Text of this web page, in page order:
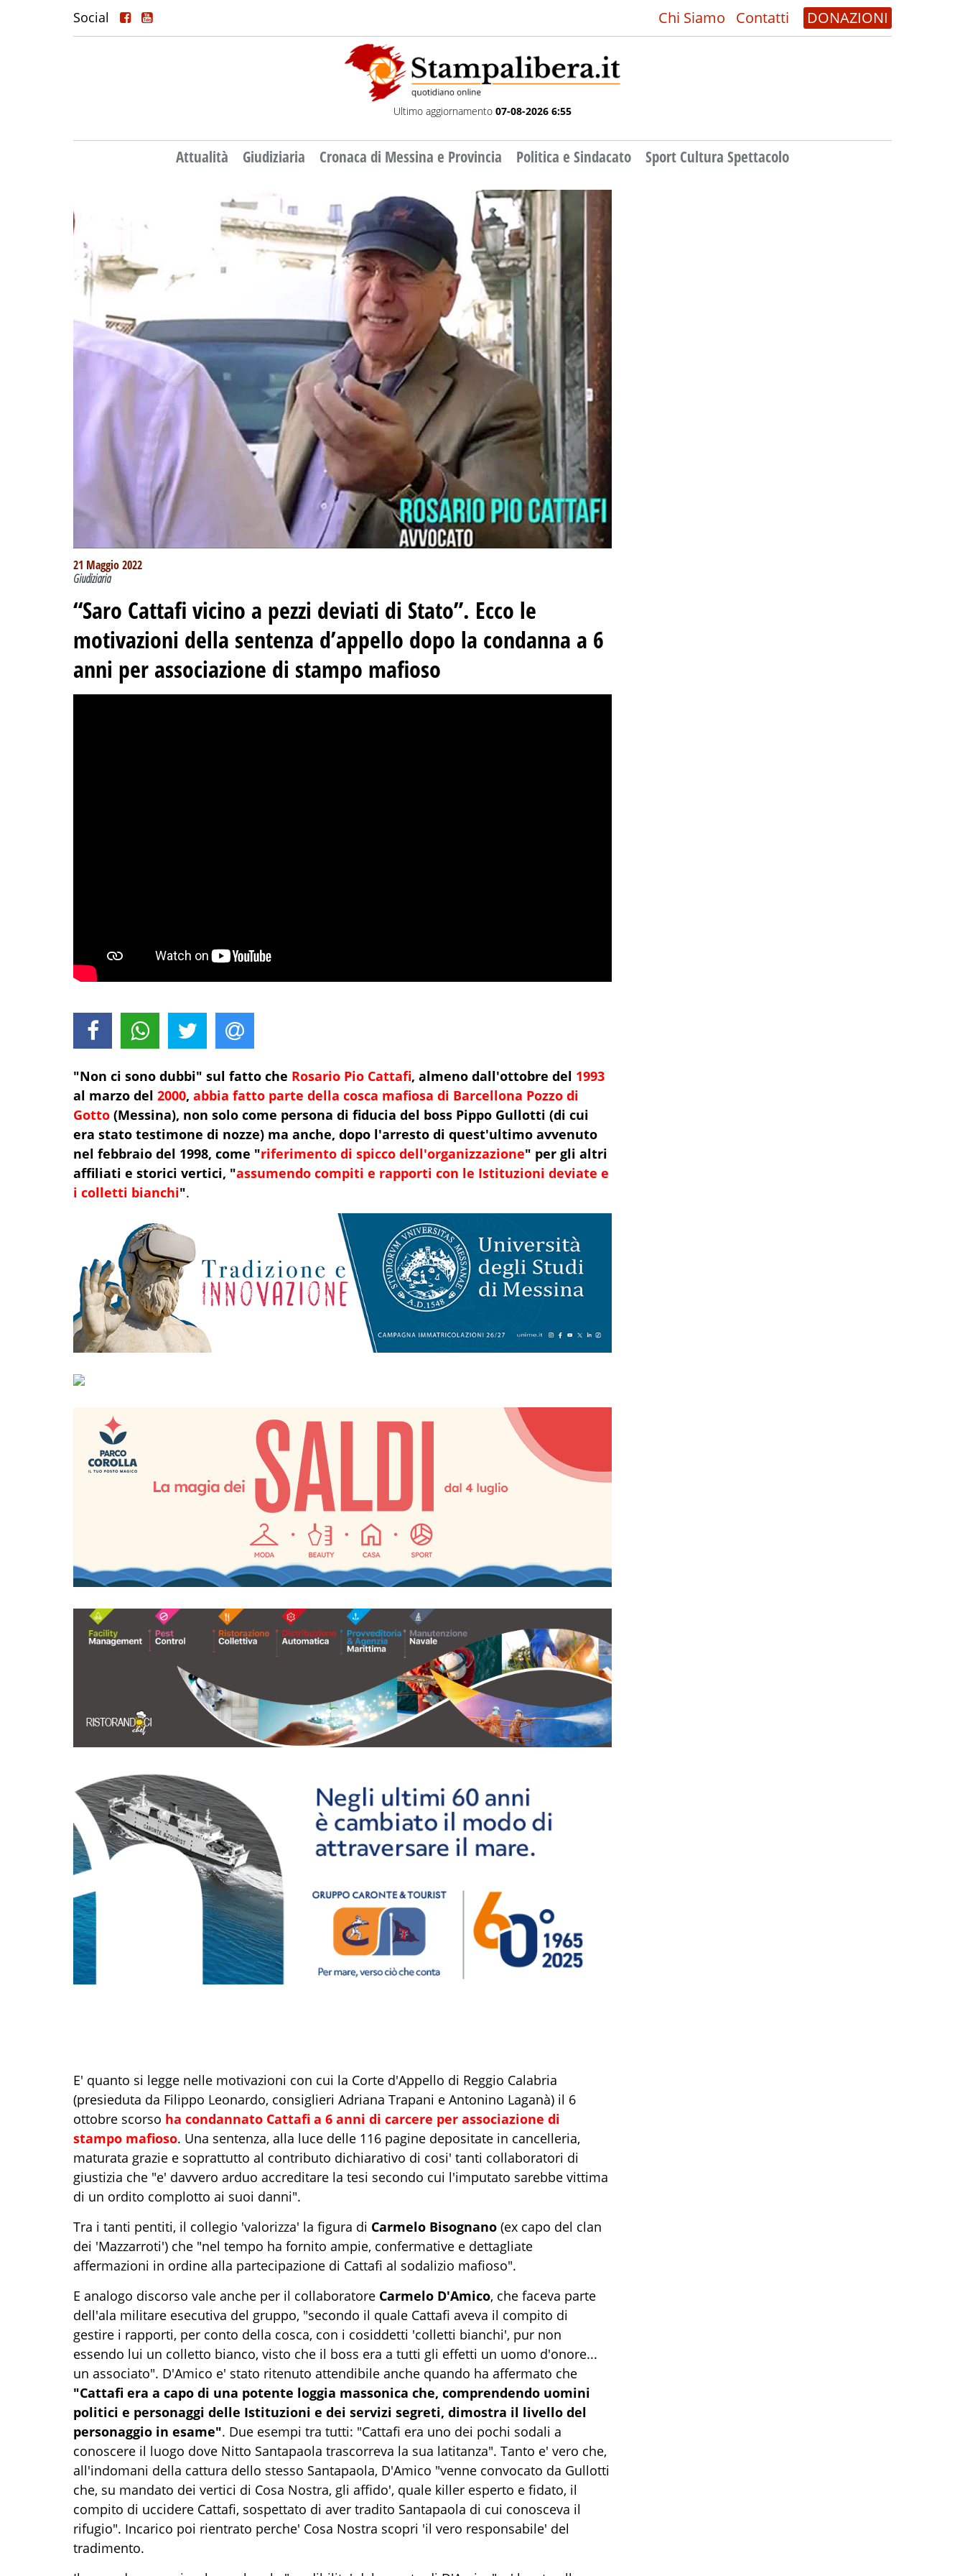
Social Chi Siamo Contatti DONAZIONI
Ultimo aggiornamento 07-08-2026 6:55
Attualità Giudiziaria Cronaca di Messina e Provincia Politica e Sindacato Sport Cultura Spettacolo
21 Maggio 2022
Giudiziaria
“Saro Cattafi vicino a pezzi deviati di Stato”. Ecco le
motivazioni della sentenza d’appello dopo la condanna a 6
anni per associazione di stampo mafioso
"Non ci sono dubbi" sul fatto che Rosario Pio Cattafi, almeno dall'ottobre del 1993
al marzo del 2000, abbia fatto parte della cosca mafiosa di Barcellona Pozzo di
Gotto (Messina), non solo come persona di fiducia del boss Pippo Gullotti (di cui
era stato testimone di nozze) ma anche, dopo l'arresto di quest'ultimo avvenuto
nel febbraio del 1998, come "riferimento di spicco dell'organizzazione" per gli altri
affiliati e storici vertici, "assumendo compiti e rapporti con le Istituzioni deviate e
i colletti bianchi".
E' quanto si legge nelle motivazioni con cui la Corte d'Appello di Reggio Calabria
(presieduta da Filippo Leonardo, consiglieri Adriana Trapani e Antonino Laganà) il 6
ottobre scorso ha condannato Cattafi a 6 anni di carcere per associazione di
stampo mafioso. Una sentenza, alla luce delle 116 pagine depositate in cancelleria,
maturata grazie e soprattutto al contributo dichiarativo di cosi' tanti collaboratori di
giustizia che "e' davvero arduo accreditare la tesi secondo cui l'imputato sarebbe vittima
di un ordito complotto ai suoi danni".
Tra i tanti pentiti, il collegio 'valorizza' la figura di Carmelo Bisognano (ex capo del clan
dei 'Mazzarroti') che "nel tempo ha fornito ampie, confermative e dettagliate
affermazioni in ordine alla partecipazione di Cattafi al sodalizio mafioso".
E analogo discorso vale anche per il collaboratore Carmelo D'Amico, che faceva parte
dell'ala militare esecutiva del gruppo, "secondo il quale Cattafi aveva il compito di
gestire i rapporti, per conto della cosca, con i cosiddetti 'colletti bianchi', pur non
essendo lui un colletto bianco, visto che il boss era a tutti gli effetti un uomo d'onore...
un associato". D'Amico e' stato ritenuto attendibile anche quando ha affermato che
"Cattafi era a capo di una potente loggia massonica che, comprendendo uomini
politici e personaggi delle Istituzioni e dei servizi segreti, dimostra il livello del
personaggio in esame". Due esempi tra tutti: "Cattafi era uno dei pochi sodali a
conoscere il luogo dove Nitto Santapaola trascorreva la sua latitanza". Tanto e' vero che,
all'indomani della cattura dello stesso Santapaola, D'Amico "venne convocato da Gullotti
che, su mandato dei vertici di Cosa Nostra, gli affido', quale killer esperto e fidato, il
compito di uccidere Cattafi, sospettato di aver tradito Santapaola di cui conosceva il
rifugio". Incarico poi rientrato perche' Cosa Nostra scopri 'il vero responsabile' del
tradimento.